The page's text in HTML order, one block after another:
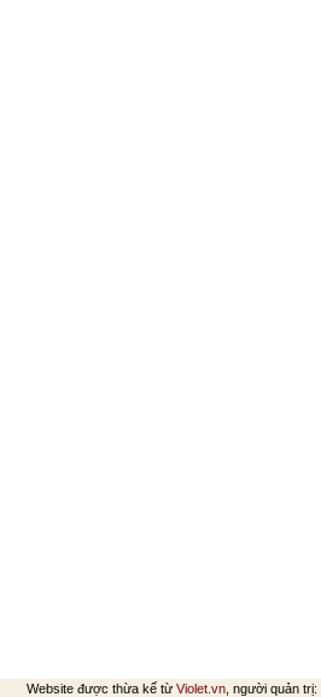
Website được thừa kế từ Violet.vn , người quản trị: